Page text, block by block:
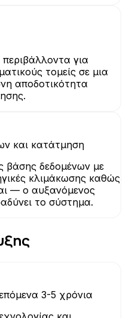
για
τομείς σε μια
αποδοτικότητα
και κατάτμηση
βάσης δεδομένων με
κλιμάκωσης καθώς
— ο αυξανόμενος
το σύστημα.
3-5 χρόνια